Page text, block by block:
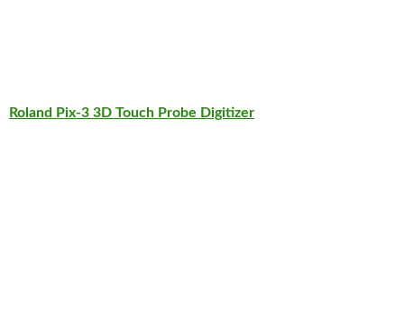
Roland Pix-3 3D Touch Probe Digitizer